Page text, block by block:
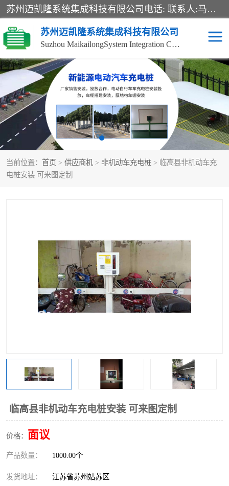
苏州迈凯隆系统集成科技有限公司电话: 联系人:马杰森 销售安装视频监控、报警系统、电话交换机、门禁考勤、巡更系统、呼叫对讲系统、停车场道闸、智能家居、广播系统、综合布线、办公设备、电子商务软件、网络工程、酒店门锁系列 系统集成、VOD视频点播、LED显示屏、节能产品、USP电源、收银机等弱电及智能化项目。
苏州迈凯隆系统集成科技有限公司
Suzhou MaikailongSystem Integration Co., Ltd.
当前位置： 首页 > 供应商机 > 非机动车充电桩 > 临高县非机动车充
电桩安装 可来图定制
临高县非机动车充电桩安装 可来图定制
价格： 面议
产品数量： 1000.00个
发货地址： 江苏省苏州姑苏区
非机动车充电桩 电瓶车充电桩
电动自行车充电桩 两轮电动车充电桩
充电桩